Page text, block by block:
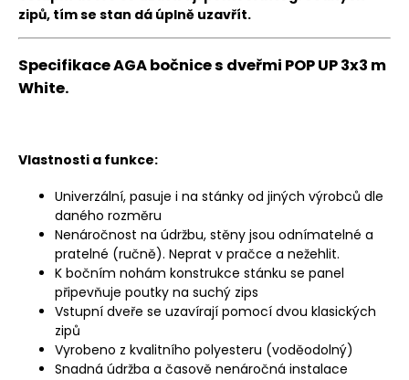
zipů, tím se stan dá úplně uzavřít.
Specifikace AGA bočnice s dveřmi POP UP 3x3 m
White.
Vlastnosti a funkce:
Univerzální, pasuje i na stánky od jiných výrobců dle
daného rozměru
Nenáročnost na údržbu, stěny jsou odnímatelné a
pratelné (ručně). Neprat v pračce a nežehlit.
K bočním nohám konstrukce stánku se panel
připevňuje poutky na suchý zips
Vstupní dveře se uzavírají pomocí dvou klasických
zipů
Vyrobeno z kvalitního polyesteru (voděodolný)
Snadná údržba a časově nenáročná instalace